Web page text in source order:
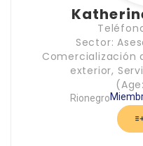
Sector:
Comercialización
exterior,
Rionegro